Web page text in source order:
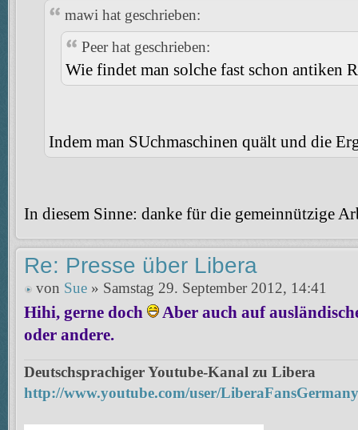
mawi hat geschrieben:
Peer hat geschrieben:
Wie findet man solche fast schon antiken
Indem man SUchmaschinen quält und die
In diesem Sinne: danke für die gemeinnützige
Re: Presse über Libera
von Sue » Samstag 29. September 2012, 14:41
Hihi, gerne doch
Aber auch auf
oder andere.
Deutschsprachiger Youtube-Kanal zu Libera
http://www.youtube.com/user/LiberaFansGermany